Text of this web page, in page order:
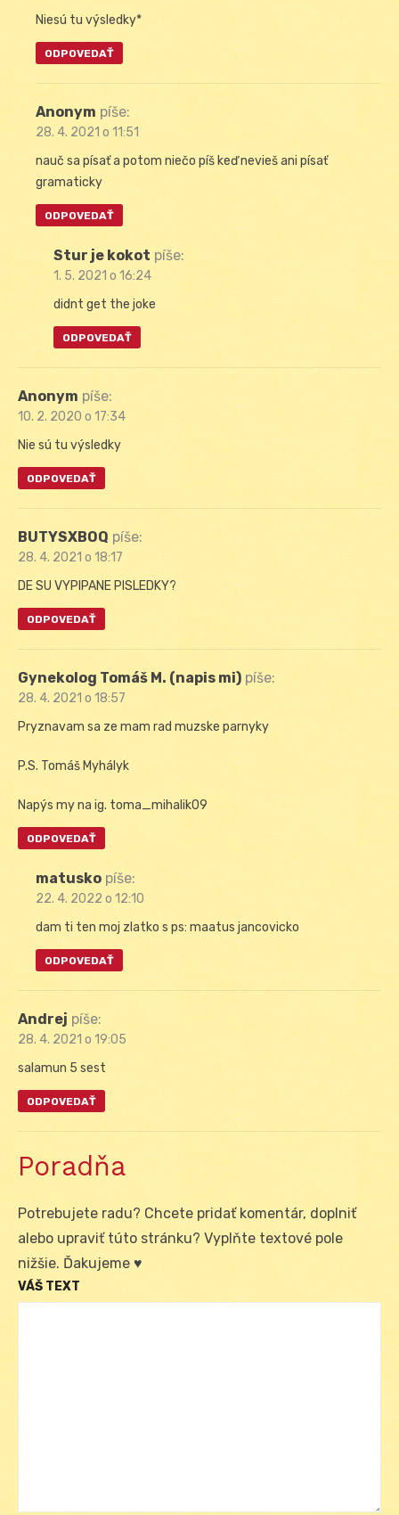
Niesú tu výsledky*
ODPOVEDAŤ
Anonym píše:
28. 4. 2021 o 11:51
nauč sa písať a potom niečo píš keď nevieš ani písať
gramaticky
ODPOVEDAŤ
Stur je kokot píše:
1. 5. 2021 o 16:24
didnt get the joke
ODPOVEDAŤ
Anonym píše:
10. 2. 2020 o 17:34
Nie sú tu výsledky
ODPOVEDAŤ
BUTYSXBOQ píše:
28. 4. 2021 o 18:17
DE SU VYPIPANE PISLEDKY?
ODPOVEDAŤ
Gynekolog Tomáš M. (napis mi) píše:
28. 4. 2021 o 18:57
Pryznavam sa ze mam rad muzske parnyky
P.S. Tomáš Myhályk
Napýs my na ig. toma_mihalik09
ODPOVEDAŤ
matusko píše:
22. 4. 2022 o 12:10
dam ti ten moj zlatko s ps: maatus jancovicko
ODPOVEDAŤ
Andrej píše:
28. 4. 2021 o 19:05
salamun 5 sest
ODPOVEDAŤ
Poradňa
Potrebujete radu? Chcete pridať komentár, doplniť
alebo upraviť túto stránku? Vyplňte textové pole
nižšie. Ďakujeme ♥
VÁŠ TEXT